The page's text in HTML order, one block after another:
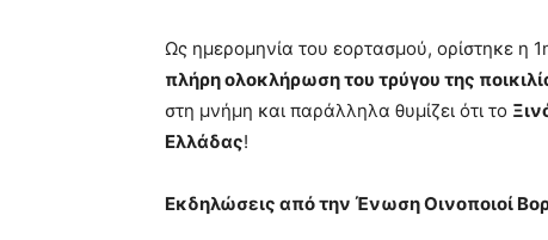
Ως ημερομηνία του εορτασμού, ορίστηκε η
πλήρη ολοκλήρωση του τρύγου της
στη μνήμη και παράλληλα θυμίζει ότι το
Ελλάδας!
Εκδηλώσεις από την Ένωση Οινοποιοί